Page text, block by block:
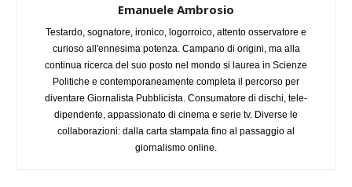
Emanuele Ambrosio
Testardo, sognatore, ironico, logorroico, attento osservatore e
curioso all'ennesima potenza. Campano di origini, ma alla
continua ricerca del suo posto nel mondo si laurea in Scienze
Politiche e contemporaneamente completa il percorso per
diventare Giornalista Pubblicista. Consumatore di dischi, tele-
dipendente, appassionato di cinema e serie tv. Diverse le
collaborazioni: dalla carta stampata fino al passaggio al
giornalismo online.